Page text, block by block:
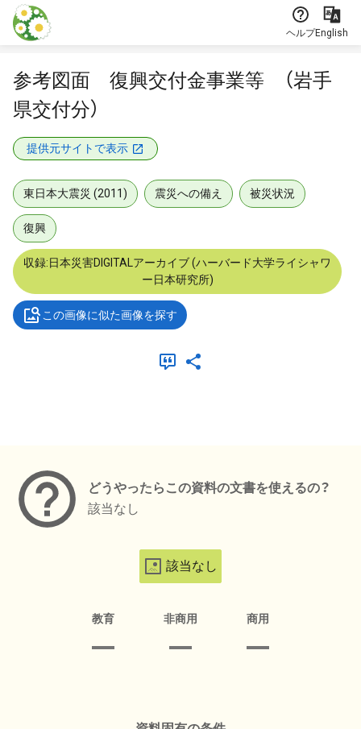
本文に飛ぶ
ヘルプEnglish
参考図面 復興交付金事業等 （岩手
県交付分）
提供元サイトで表示
東日本大震災 (2011) 震災への備え 被災状況
復興
収録:日本災害DIGITALアーカイブ (ハーバード大学ライシャワ
ー日本研究所)
この画像に似た画像を探す
どうやったらこの資料の文書を使えるの？
該当なし
該当なし
教育 非商用 商用